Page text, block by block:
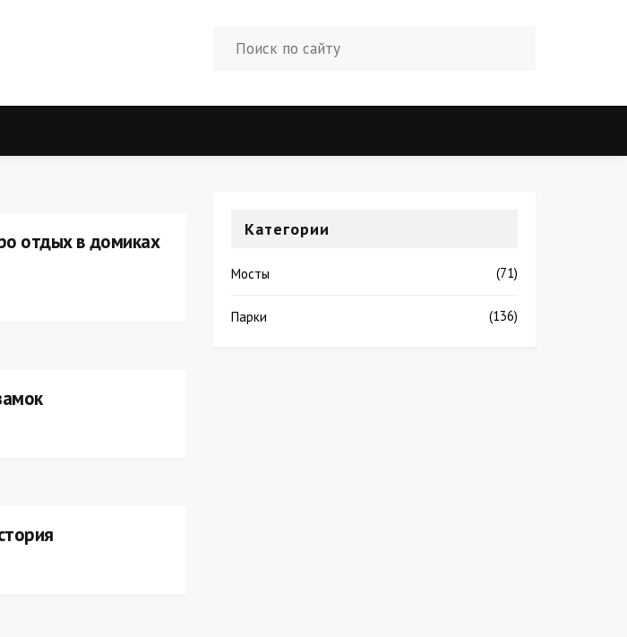
отдых в домиках
Категории
Мосты (71)
Парки (136)